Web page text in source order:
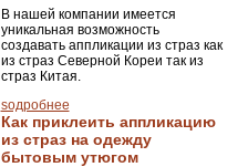
В нашей компании имеется
уникальная возможность
создавать аппликации из страз как
из страз Северной Кореи так из
страз Китая.
ѕодробнее
Как приклеить аппликацию
из страз на одежду
бытовым утюгом